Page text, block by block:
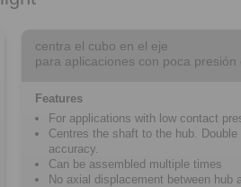
centra el cubo en el eje
para aplicaciones con poca presión
Features
For applications with low contact
Centres the shaft to the hub.
accuracy.
Can be assembled multiple times
No axial displacement between hub